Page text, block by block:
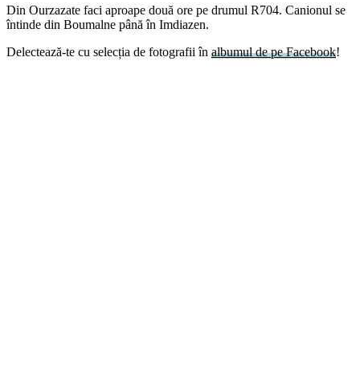
Din Ourzazate faci aproape două ore pe drumul R704. Canionul se
întinde din Boumalne până în Imdiazen.
Delectează-te cu selecția de fotografii în albumul de pe Facebook!